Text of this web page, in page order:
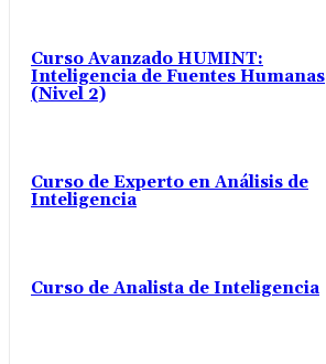
Curso Avanzado HUMINT:
Inteligencia de Fuentes Humanas
(Nivel 2)
Curso de Experto en Análisis de
Inteligencia
Curso de Analista de Inteligencia